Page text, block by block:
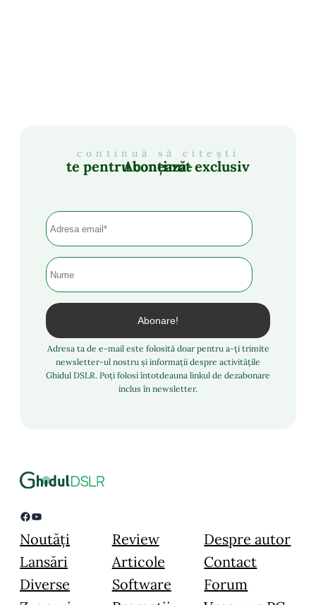
continuă să citești
Abonează-te pentru conținut exclusiv
Adresa ta de e-mail este folosită doar pentru a-ți trimite
newsletter-ul nostru și informații despre activitățile
Ghidul DSLR. Poți folosi întotdeauna linkul de dezabonare
inclus în newsletter.
Facebook YouTube
Noutăți
Lansări
Diverse
Review
Articole
Software
Despre autor
Contact
Forum